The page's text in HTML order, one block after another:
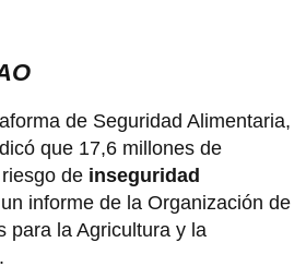
de Seguridad Alimentaria,
que 17,6 millones de
de inseguridad
informe de la Organización de
para la Agricultura y la